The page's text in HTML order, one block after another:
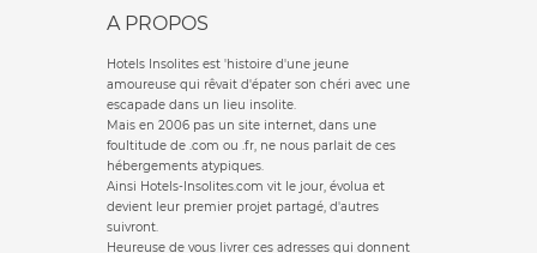
A PROPOS
Hotels Insolites est 'histoire d'une jeune
amoureuse qui rêvait d'épater son chéri avec une
escapade dans un lieu insolite.
Mais en 2006 pas un site internet, dans une
foultitude de .com ou .fr, ne nous parlait de ces
hébergements atypiques.
Ainsi Hotels-Insolites.com vit le jour, évolua et
devient leur premier projet partagé, d'autres
suivront.
Heureuse de vous livrer ces adresses qui donnent